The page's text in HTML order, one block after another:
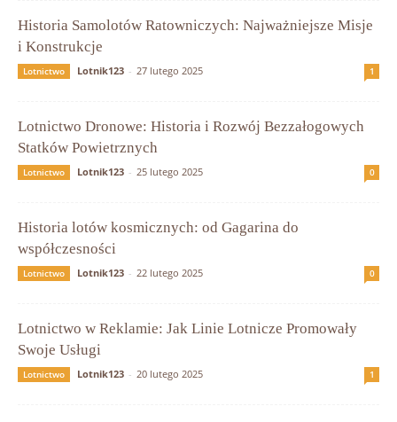
Historia Samolotów Ratowniczych: Najważniejsze Misje
i Konstrukcje
Lotnictwo Lotnik123 - 27 lutego 2025 1
Lotnictwo Dronowe: Historia i Rozwój Bezzałogowych
Statków Powietrznych
Lotnictwo Lotnik123 - 25 lutego 2025 0
Historia lotów kosmicznych: od Gagarina do
współczesności
Lotnictwo Lotnik123 - 22 lutego 2025 0
Lotnictwo w Reklamie: Jak Linie Lotnicze Promowały
Swoje Usługi
Lotnictwo Lotnik123 - 20 lutego 2025 1